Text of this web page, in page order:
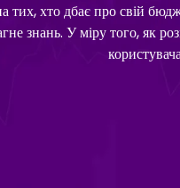
тих, хто дбає про свій
знань. У міру того,